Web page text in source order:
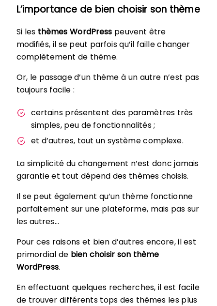
L’importance de bien choisir son thème
Si les thèmes WordPress peuvent être
modifiés, il se peut parfois qu’il faille changer
complètement de thème.
Or, le passage d’un thème à un autre n’est pas
toujours facile :
certains présentent des paramètres très
simples, peu de fonctionnalités ;
et d’autres, tout un système complexe.
La simplicité du changement n’est donc jamais
garantie et tout dépend des thèmes choisis.
Il se peut également qu’un thème fonctionne
parfaitement sur une plateforme, mais pas sur
les autres…
Pour ces raisons et bien d’autres encore, il est
primordial de bien choisir son thème
WordPress.
En effectuant quelques recherches, il est facile
de trouver différents tops des thèmes les plus